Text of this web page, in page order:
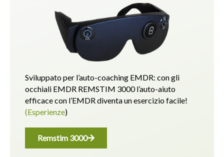
Sviluppato per l’auto-coaching EMDR: con gli
occhiali EMDR REMSTIM 3000 l’auto-aiuto
efficace con l’EMDR diventa un esercizio facile!
(Esperienze)
Remstim 3000